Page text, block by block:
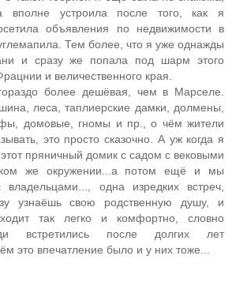
устроила после того, как я
объявления по недвижимости в
Тем более, что я уже однажды
и сразу же попала под шарм этого
и величественного края.
более дешёвая, чем в Марселе.
леса, таплиерские дамки, долмены,
домовые, гномы и пр., о чём жители
это просто сказочно. А уж когда я
этот пряничный домик с садом с вековыми
же окружении...а потом ещё и мы
владельцами..., одна изредких встреч,
узнаёшь свою родственную душу, и
так легко и комфортно, словно
встретились после долгих лет
это впечатление было и у них тоже...